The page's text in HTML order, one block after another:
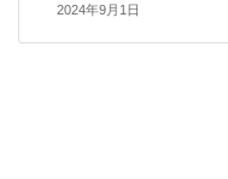
2024年9月1日